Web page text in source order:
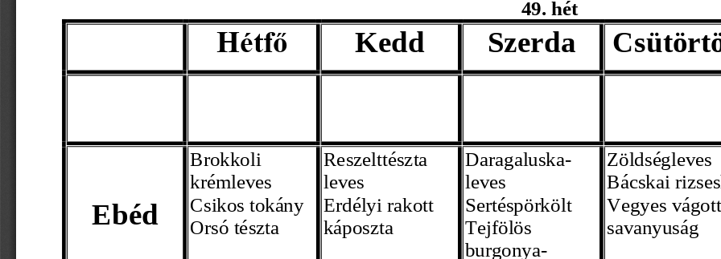
Hétfő Kedd Szerda
Ebéd
Brokkoli
krémleves
Csikos tokány
Orsó tészta
Reszelttészta
leves
Erdélyi rakott
káposzta
Daragaluska-
leves
Sertéspörkölt
Tejfölös
burgonya-
Zöldségleves
Bácskai
Vegyes vágott
savanyuság